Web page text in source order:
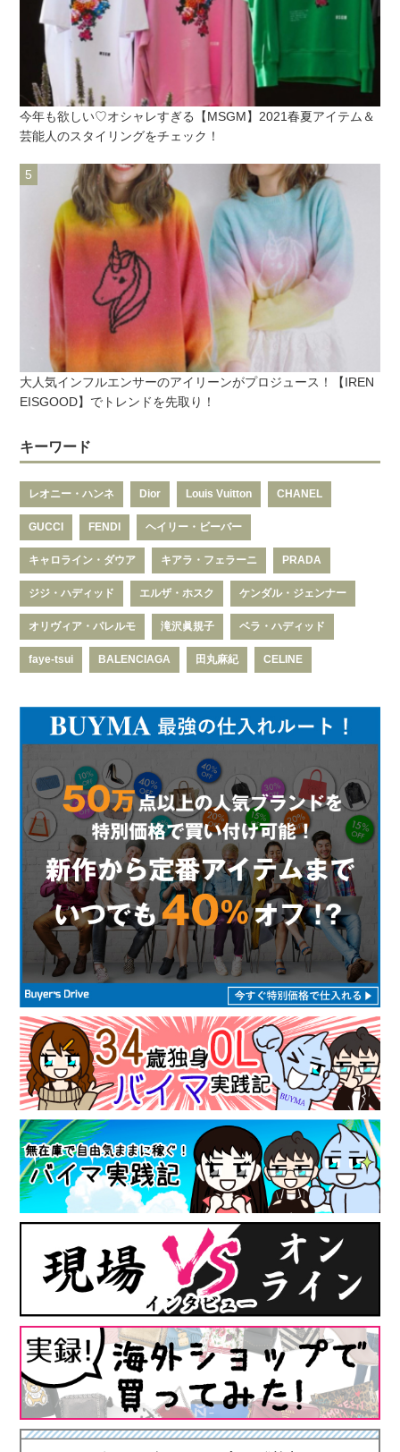
今年も欲しい♡オシャレすぎる【MSGM】2021春夏アイテム＆
芸能人のスタイリングをチェック！
大人気インフルエンサーのアイリーンがプロジュース！【IREN
EISGOOD】でトレンドを先取り！
キーワード
レオニー・ハンネ Dior Louis Vuitton CHANEL
GUCCI FENDI ヘイリー・ビーバー
キャロライン・ダウア キアラ・フェラーニ PRADA
ジジ・ハディッド エルザ・ホスク ケンダル・ジェンナー
オリヴィア・パレルモ 滝沢眞規子 ベラ・ハディッド
faye-tsui BALENCIAGA 田丸麻紀 CELINE